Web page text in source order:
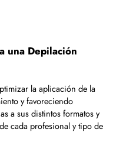
una Depilación
la aplicación de la
y favoreciendo
a sus distintos formatos y
cada profesional y tipo de